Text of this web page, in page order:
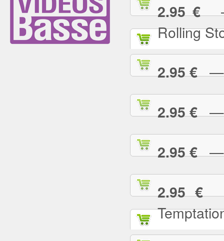
2.95 €—
Rolling
2.95 €—
2.95 €—
2.95 €—
2.95 €—